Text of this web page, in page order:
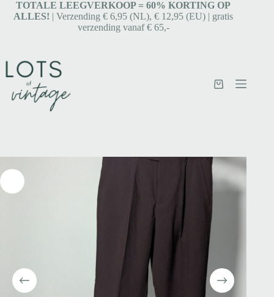
TOTALE LEEGVERKOOP = 60% KORTING OP
ALLES! | Verzending € 6,95 (NL), € 12,95 (EU) | gratis
verzending vanaf € 65,-